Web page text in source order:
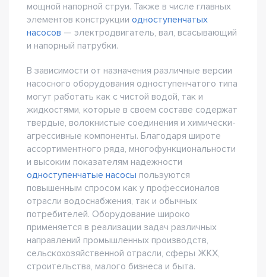
мощной напорной струи. Также в числе главных
элементов конструкции одноступенчатых
насосов — электродвигатель, вал, всасывающий
и напорный патрубки.
В зависимости от назначения различные версии
насосного оборудования одноступенчатого типа
могут работать как с чистой водой, так и
жидкостями, которые в своем составе содержат
твердые, волокнистые соединения и химически-
агрессивные компоненты. Благодаря широте
ассортиментного ряда, многофункциональности
и высоким показателям надежности
одноступенчатые насосы пользуются
повышенным спросом как у профессионалов
отрасли водоснабжения, так и обычных
потребителей. Оборудование широко
применяется в реализации задач различных
направлений промышленных производств,
сельскохозяйственной отрасли, сферы ЖКХ,
строительства, малого бизнеса и быта.